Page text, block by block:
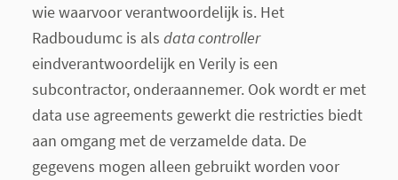
wie waarvoor verantwoordelijk is. Het
Radboudumc is als data controller
eindverantwoordelijk en Verily is een
subcontractor, onderaannemer. Ook wordt er met
data use agreements gewerkt die restricties biedt
aan omgang met de verzamelde data. De
gegevens mogen alleen gebruikt worden voor